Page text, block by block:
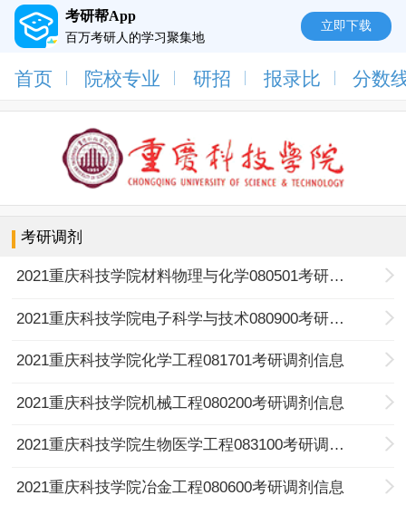
考研帮App
百万考研人的学习聚集地
立即下载
首页 院校专业 研招 报录比 分数
考研调剂
2021重庆科技学院材料物理与化学080501考研调剂信息
2021重庆科技学院电子科学与技术080900考研调剂信息
2021重庆科技学院化学工程081701考研调剂信息
2021重庆科技学院机械工程080200考研调剂信息
2021重庆科技学院生物医学工程083100考研调剂信息
2021重庆科技学院冶金工程080600考研调剂信息